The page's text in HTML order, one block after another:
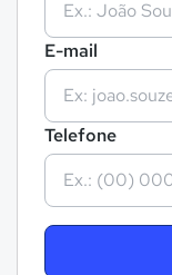
E-mail
Telefone